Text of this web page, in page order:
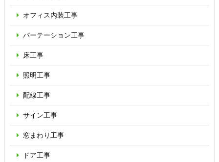
オフィス内装工事
パーテーション工事
床工事
照明工事
配線工事
サイン工事
窓まわり工事
ドア工事